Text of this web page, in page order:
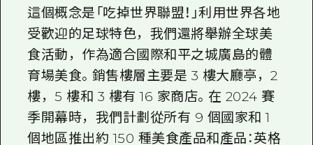
這個概念是「吃掉世界聯盟！」利用世界各地
受歡迎的足球特色，我們還將舉辦全球美
食活動，作為適合國際和平之城廣島的體
育場美食。銷售樓層主要是 3 樓大廳亭，2
樓，5 樓和 3 樓有 16 家商店。在 2024 賽
季開幕時，我們計劃從所有 9 個國家和 1
個地區推出約 150 種美食產品和產品：英格